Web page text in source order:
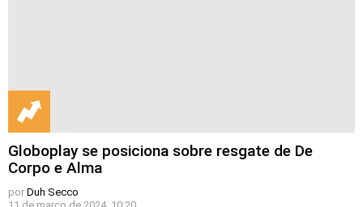
Globoplay se posiciona sobre resgate de De
Corpo e Alma
por Duh Secco